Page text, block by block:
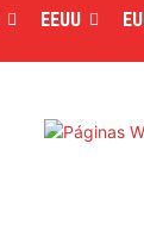
EEUU